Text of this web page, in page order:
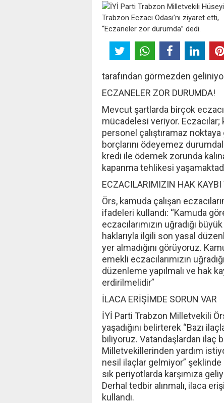
tarafından görmezden
ECZANELER ZOR DURUMDA!
Mevcut şartlarda birçok
mücadelesi veriyor.
personel çalıştıramaz
borçlarını ödeyemez
kredi ile ödemek zorunda
kapanma tehlikesi
ECZACILARIMIZIN HAK KAYBI
Örs, kamuda çalışan
ifadeleri kullandı: “Kamuda
eczacılarımızın uğradığı
haklarıyla ilgili son yasal
yer almadığını görüyoruz.
emekli eczacılarımızın
düzenleme yapılmalı ve hak
erdirilmelidir”
İLACA ERİŞİMDE SORUN VAR
İYİ Parti Trabzon Milletvekili
yaşadığını belirterek “Bazı
biliyoruz. Vatandaşlardan ilaç
Milletvekillerinden yardım
nesil ilaçlar gelmiyor” şeklinde
sık periyotlarda karşımıza
Derhal tedbir alınmalı, ilaca
kullandı.